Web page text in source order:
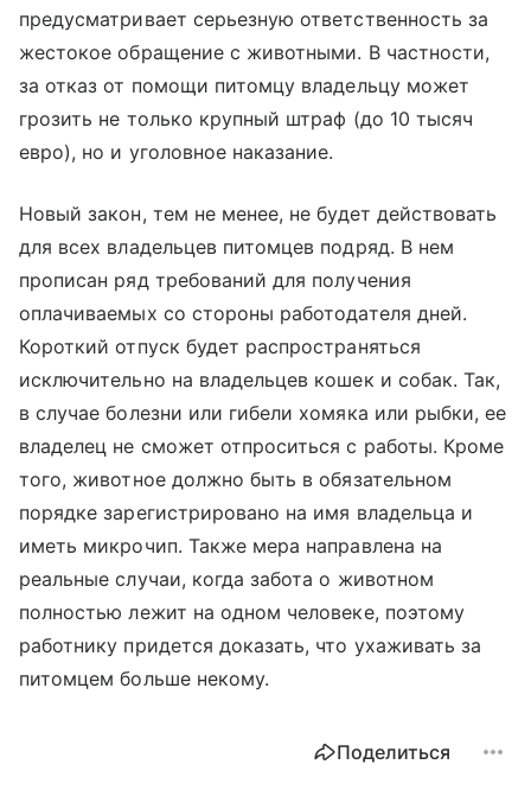
предусматривает серьезную ответственность за
жестокое обращение с животными. В частности,
за отказ от помощи питомцу владельцу может
грозить не только крупный штраф (до 10 тысяч
евро), но и уголовное наказание.
Новый закон, тем не менее, не будет действовать
для всех владельцев питомцев подряд. В нем
прописан ряд требований для получения
оплачиваемых со стороны работодателя дней.
Короткий отпуск будет распространяться
исключительно на владельцев кошек и собак. Так,
в случае болезни или гибели хомяка или рыбки, ее
владелец не сможет отпроситься с работы. Кроме
того, животное должно быть в обязательном
порядке зарегистрировано на имя владельца и
иметь микрочип. Также мера направлена на
реальные случаи, когда забота о животном
полностью лежит на одном человеке, поэтому
работнику придется доказать, что ухаживать за
питомцем больше некому.
Поделиться